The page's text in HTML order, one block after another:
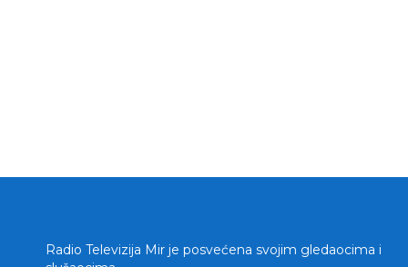
Radio Televizija Mir je posvećena svojim gledaocima i